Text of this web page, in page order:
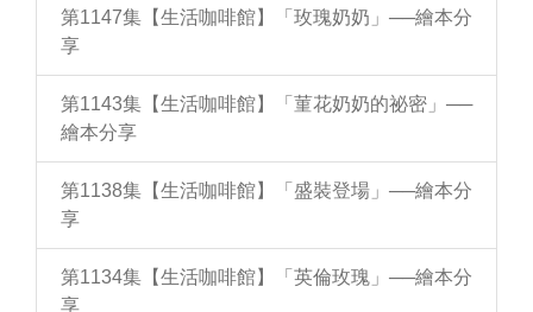
第1147集【生活咖啡館】「玫瑰奶奶」──繪本分
享
第1143集【生活咖啡館】「菫花奶奶的祕密」──
繪本分享
第1138集【生活咖啡館】「盛裝登場」──繪本分
享
第1134集【生活咖啡館】「英倫玫瑰」──繪本分
享